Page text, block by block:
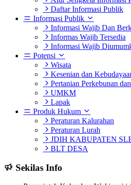
Daftar Informasi Publik
Informasi Publik
Informasi Wajib Dan
Informas Wajib Tersedia
Informasi Wajib
Potensi
Wisata
Kesenian dan
Pertanian Perkebunan
UMKM
Lapak
Produk Hukum
Peraturan Kalurahan
Peraturan Lurah
JDIH KABUPATEN
BLT DESA
Sekilas Info